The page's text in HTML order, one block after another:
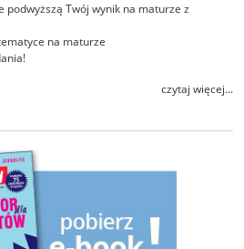
podwyższą Twój wynik na maturze z
na maturze
czytaj więcej...